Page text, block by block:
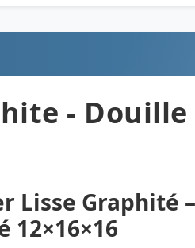
-
Lisse Graphité
12×16×16